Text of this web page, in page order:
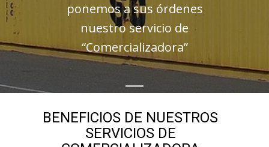
ponemos a sus órdenes
nuestro servicio de
“Comercializadora”
BENEFICIOS DE NUESTROS
SERVICIOS DE